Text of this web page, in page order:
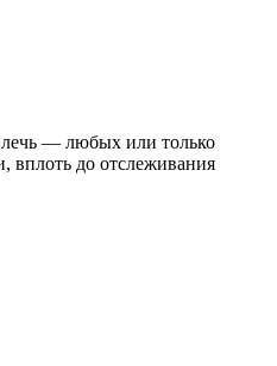
— любых или только
вплоть до отслеживания